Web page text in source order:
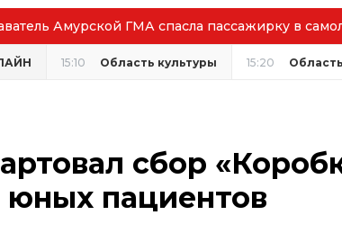
Амурской ГМА спасла пассажирку в
15:10 Область культуры 15:20
сбор
юных пациентов